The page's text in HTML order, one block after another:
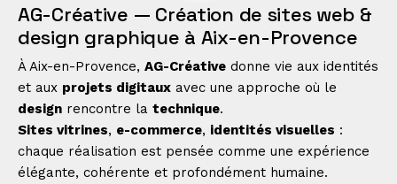
AG-Créative — Création de sites web &
design graphique à Aix-en-Provence
À Aix-en-Provence, AG-Créative donne vie aux identités
et aux projets digitaux avec une approche où le
design rencontre la technique.
Sites vitrines, e-commerce, identités visuelles :
chaque réalisation est pensée comme une expérience
élégante, cohérente et profondément humaine.